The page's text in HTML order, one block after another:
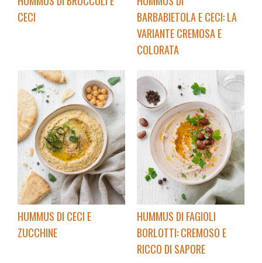
CECI
BARBABIETOLA E CECI: LA
VARIANTE CREMOSA E
COLORATA
HUMMUS DI CECI E
ZUCCHINE
HUMMUS DI FAGIOLI
BORLOTTI: CREMOSO E
RICCO DI SAPORE